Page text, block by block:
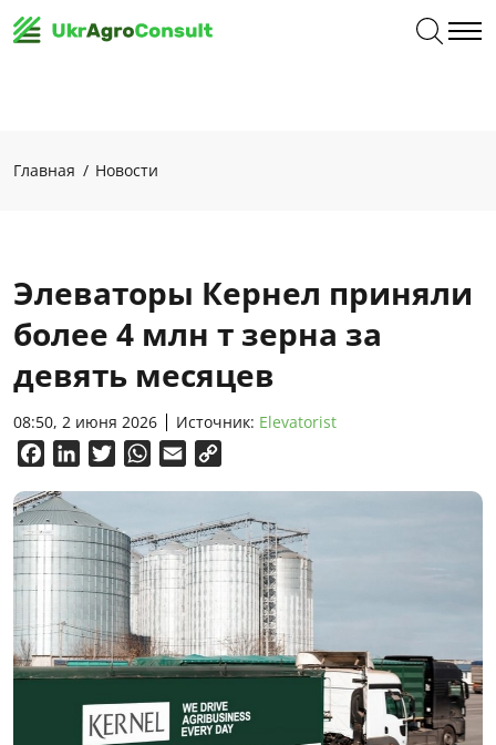
Главная Новости
Элеваторы Кернел приняли
более 4 млн т зерна за
девять месяцев
08:50, 2 июня 2026 Источник: Elevatorist
FacebookLinkedInTwitterWhatsApp
Email